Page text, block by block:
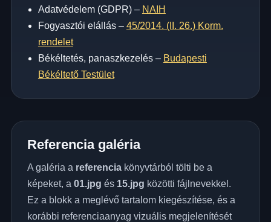
Adatvédelem (GDPR) – NAIH
Fogyasztói elállás – 45/2014. (II. 26.) Korm.
rendelet
Békéltetés, panaszkezelés – Budapesti
Békéltető Testület
Referencia galéria
A galéria a referenciakönyvtárból tölti be a
képeket, a 01.jpg és 15.jpg közötti fájlnevekkel.
Ez a blokk a meglévő tartalom kiegészítése, és a
korábbi referenciaanyag vizuális megjelenítését